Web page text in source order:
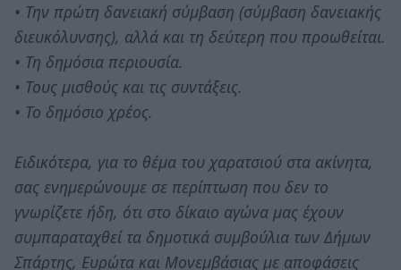
• Την πρώτη δανειακή σύμβαση (σύμβαση δανειακής
διευκόλυνσης), αλλά και τη δεύτερη που προωθείται.
• Τη δημόσια περιουσία.
• Τους μισθούς και τις συντάξεις.
• Το δημόσιο χρέος.
Ειδικότερα, για το θέμα του χαρατσιού στα ακίνητα,
σας ενημερώνουμε σε περίπτωση που δεν το
γνωρίζετε ήδη, ότι στο δίκαιο αγώνα μας έχουν
συμπαραταχθεί τα δημοτικά συμβούλια των Δήμων
Σπάρτης, Ευρώτα και Μονεμβάσιας με αποφάσεις